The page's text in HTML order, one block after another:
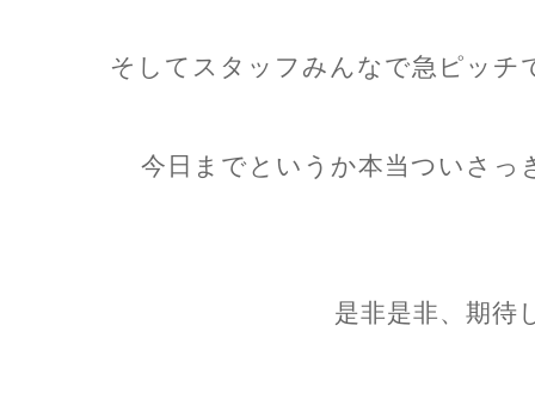
そしてスタッフみんなで急ピッ
今日までというか本当ついさっ
是非是非、期待